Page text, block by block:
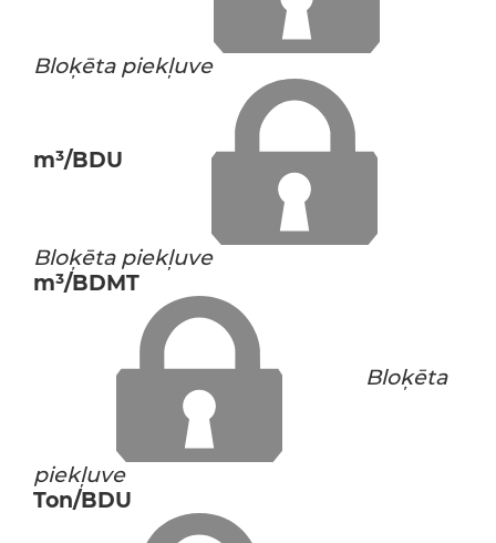
Bloķēta piekļuve
m³/BDU
Bloķēta piekļuve
m³/BDMT
Bloķēta
piekļuve
Ton/BDU